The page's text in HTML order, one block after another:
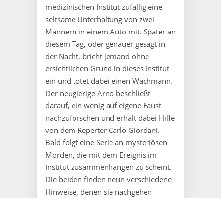
medizinischen Institut zufällig eine
seltsame Unterhaltung von zwei
Männern in einem Auto mit. Später an
diesem Tag, oder genauer gesagt in
der Nacht, bricht jemand ohne
ersichtlichen Grund in dieses Institut
ein und tötet dabei einen Wachmann.
Der neugierige Arno beschließt
darauf, ein wenig auf eigene Faust
nachzuforschen und erhält dabei Hilfe
von dem Reperter Carlo Giordani.
Bald folgt eine Serie an mysteriösen
Morden, die mit dem Ereignis im
Institut zusammenhängen zu scheint.
Die beiden finden neun verschiedene
Hinweise, denen sie nachgehen